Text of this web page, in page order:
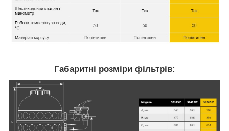
Габаритні розміри фільтрів: